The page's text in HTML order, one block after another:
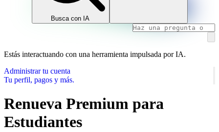
Busca con IA
Estás interactuando con una herramienta impulsada por IA.
Administrar tu cuenta
Tu perfil, pagos y más.
Renueva Premium para
Estudiantes